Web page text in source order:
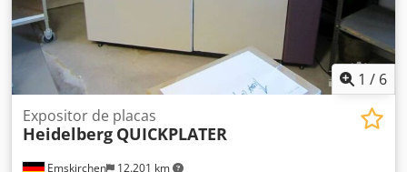
1 / 6
Emskirchen 12.201 km
Expositor de placas
Heidelberg QUICKPLATER